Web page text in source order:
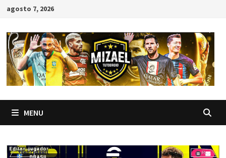
Skip
content
agosto 7, 2026
MENU